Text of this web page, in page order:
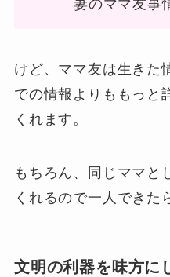
妻のママ友事
けど、ママ友は生きた
での情報よりももっと
くれます。
もちろん、同じママと
くれるので一人できた
文明の利器を味方に